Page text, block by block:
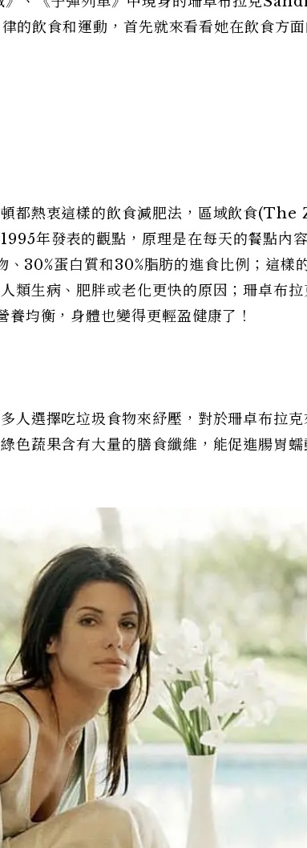
飲食和運動，首先就來看看她在飲食方
都熱衷這樣的飲食減肥法，區域飲食
年發表的觀點，原理是在每天的餐點內
、30%蛋白質和30%脂肪的進食比例；這樣
類生病、肥胖或老化更快的原因；珊卓布
均衡，身體也變得更輕盈健康了！
人選擇吃垃圾食物來紓壓，對於珊卓布拉
色蔬果含有大量的膳食纖維，能促進腸胃